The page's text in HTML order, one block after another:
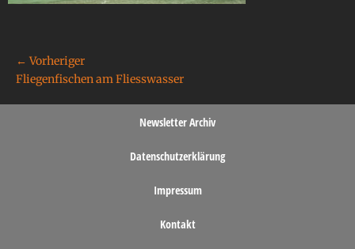
← Vorheriger
Fliegenfischen am Fliesswasser
Newsletter Archiv
Datenschutzerklärung
Impressum
Kontakt